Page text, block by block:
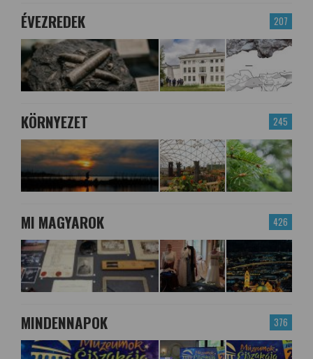
207
ÉVEZREDEK
245
KÖRNYEZET
426
MI MAGYAROK
376
MINDENNAPOK